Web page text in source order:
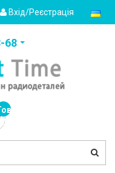
Вхід/Реєстрація
68
0